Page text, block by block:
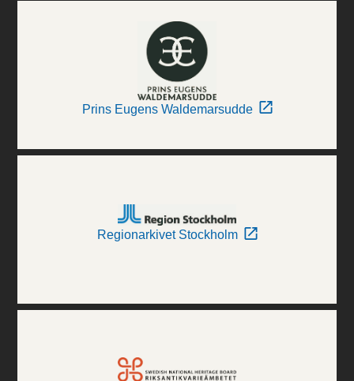
Prins Eugens Waldemarsudde
Regionarkivet Stockholm